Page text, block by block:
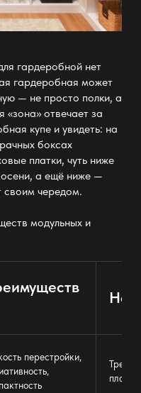
гардеробнойнет
гардеробная может
— не просто полки, а
«зона» отвечает за
купе и увидеть: на
боксах
платки, чуть ниже
а ещё ниже —
своим чередом.
модульных и
перестройки,